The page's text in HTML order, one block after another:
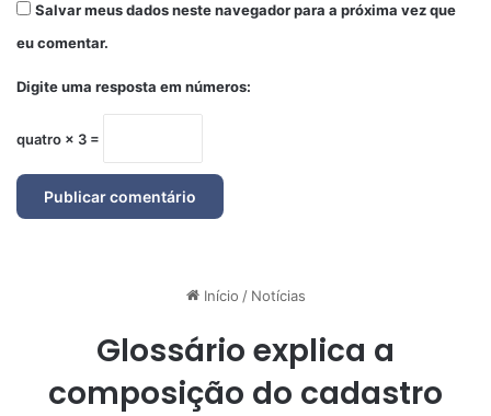
Salvar meus dados neste navegador para a próxima vez que
eu comentar.
Digite uma resposta em números:
quatro × 3 =